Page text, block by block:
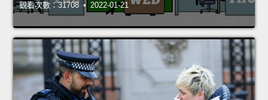
觀看次數：31708 • 2022-01-21